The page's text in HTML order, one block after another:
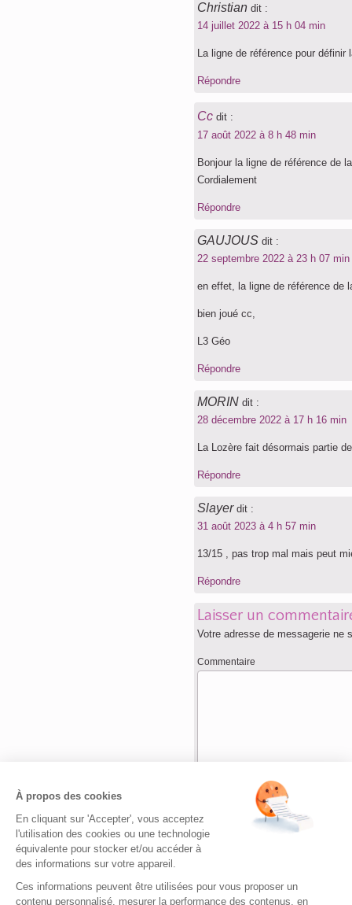
Christian dit :
14 juillet 2022 à 15 h 04 min
La ligne de référence pour définir
Répondre
Cc dit :
17 août 2022 à 8 h 48 min
Bonjour la ligne de référence de
Cordialement
Répondre
GAUJOUS dit :
22 septembre 2022 à 23 h 07 min
en effet, la ligne de référence de
bien joué cc,
L3 Géo
Répondre
MORIN dit :
28 décembre 2022 à 17 h 16 min
La Lozère fait désormais partie
Répondre
Slayer dit :
31 août 2023 à 4 h 57 min
13/15 , pas trop mal mais peut
Répondre
Laisser un
Votre adresse de messagerie ne
Commentaire
Adresse de messagerie
À propos des cookies
En cliquant sur 'Accepter', vous acceptez
l'utilisation des cookies ou une technologie
équivalente pour stocker et/ou accéder à
des informations sur votre appareil.
Ces informations peuvent être utilisées pour vous proposer un
contenu personnalisé, mesurer la performance des contenus, en